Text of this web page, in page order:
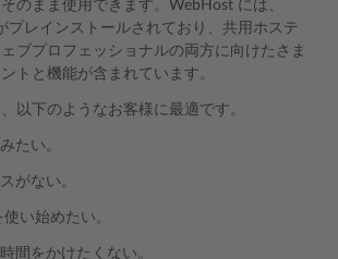
のまま使用できます。WebHost には、
プレインストールされており、共用ホステ
ブプロフェッショナルの両方に向けたさま
トと機能が含まれています。
以下のようなお客様に最適です。
たい。
がない。
い始めたい。
間をかけたくない。